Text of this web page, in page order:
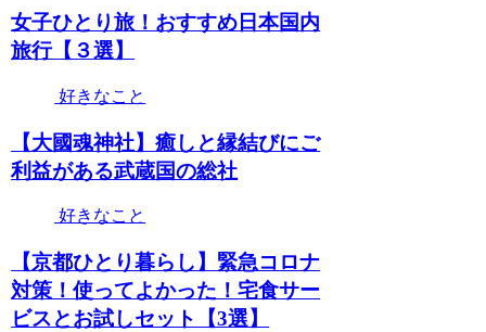
女子ひとり旅！おすすめ日本国内
旅行【３選】
好きなこと
【大國魂神社】癒しと縁結びにご
利益がある武蔵国の総社
好きなこと
【京都ひとり暮らし】緊急コロナ
対策！使ってよかった！宅食サー
ビスとお試しセット【3選】